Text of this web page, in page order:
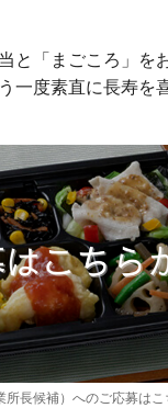
と「まごころ」を
一度素直に長寿を
所長候補）へのご応募はこ